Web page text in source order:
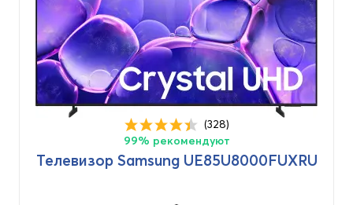
(328)
99% рекомендуют
Телевизор Samsung UE85U8000FUXRU